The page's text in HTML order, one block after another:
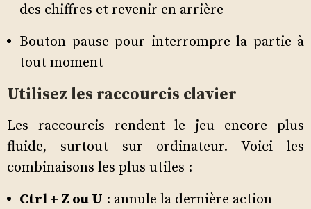
des chiffres et revenir en arrière
Bouton pause pour interrompre la partie à
tout moment
Utilisez les raccourcis clavier
Les raccourcis rendent le jeu encore plus
fluide, surtout sur ordinateur. Voici les
combinaisons les plus utiles :
Ctrl + Z ou U : annule la dernière action